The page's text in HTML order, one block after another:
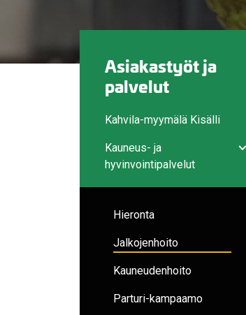
Asiakastyöt ja
palvelut
Kahvila-myymälä Kisälli
Kauneus- ja
hyvinvointipalvelut
Hieronta
Jalkojenhoito
Kauneudenhoito
Parturi-kampaamo